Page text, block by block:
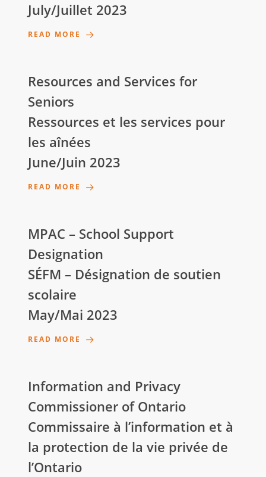
July/Juillet 2023
READ MORE
Resources and Services for
Seniors
Ressources et les services pour
les aînées
June/Juin 2023
READ MORE
MPAC – School Support
Designation
SÉFM – Désignation de soutien
scolaire
May/Mai 2023
READ MORE
Information and Privacy
Commissioner of Ontario
Commissaire à l’information et à
la protection de la vie privée de
l’Ontario